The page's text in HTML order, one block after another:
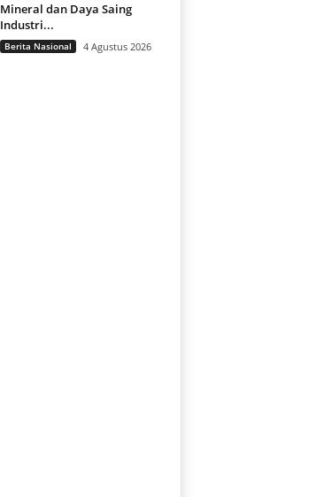
Mineral dan Daya Saing
Industri...
Berita Nasional 4 Agustus 2026